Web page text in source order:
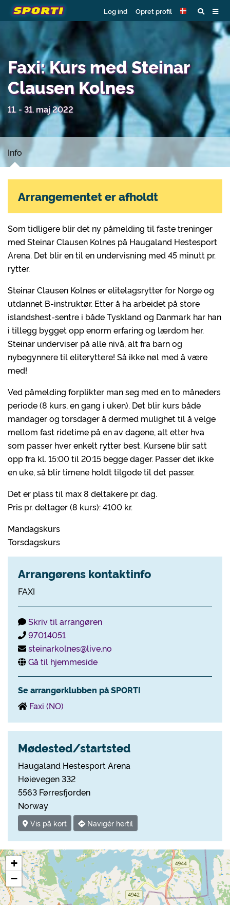
Log ind Opret profil
Faxi: Kurs med Steinar
Clausen Kolnes
11. - 31. maj 2022
Info
Som tidligere blir det ny påmelding til faste treninger
med Steinar Clausen Kolnes på Haugaland Hestesport
Arena. Det blir en til en undervisning med 45 minutt pr.
rytter.
Steinar Clausen Kolnes er elitelagsrytter for Norge og
utdannet B-instruktør. Etter å ha arbeidet på store
islandshest-sentre i både Tyskland og Danmark har han
i tillegg bygget opp enorm erfaring og lærdom her.
Steinar underviser på alle nivå, alt fra barn og
nybegynnere til eliteryttere! Så ikke nøl med å være
med!
Ved påmelding forplikter man seg med en to måneders
periode (8 kurs, en gang i uken). Det blir kurs både
mandager og torsdager å dermed mulighet til å velge
mellom fast ridetime på en av dagene, alt etter hva
som passer hver enkelt rytter best. Kursene blir satt
opp fra kl. 15:00 til 20:15 begge dager. Passer det ikke
en uke, så blir timene holdt tilgode til det passer.
Det er plass til max 8 deltakere pr. dag.
Pris pr. deltager (8 kurs): 4100 kr.
Mandagskurs
Torsdagskurs
Arrangørens kontaktinfo
FAXI
Skriv til arrangøren
97014051
steinarkolnes@live.no
Gå til hjemmeside
Se arrangørklubben på SPORTI
Faxi (NO)
Mødested/startsted
Haugaland Hestesport Arena
Høievegen 332
5563 Førresfjorden
Norway
Vis på kort Navigér hertil
Arrangementet er afholdt
+
−